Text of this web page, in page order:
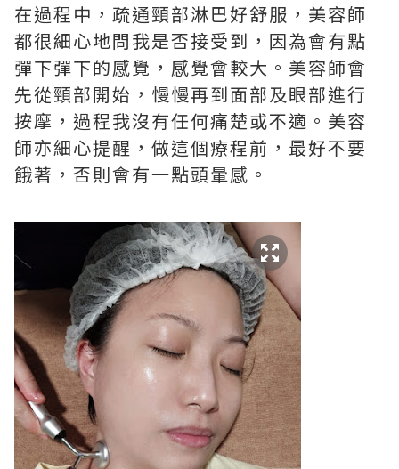
在過程中，疏通頸部淋巴好舒服，美容師
都很細心地問我是否接受到，因為會有點
彈下彈下的感覺，感覺會較大。美容師會
先從頸部開始，慢慢再到面部及眼部進行
按摩，過程我沒有任何痛楚或不適。美容
師亦細心提醒，做這個療程前，最好不要
餓著，否則會有一點頭暈感。